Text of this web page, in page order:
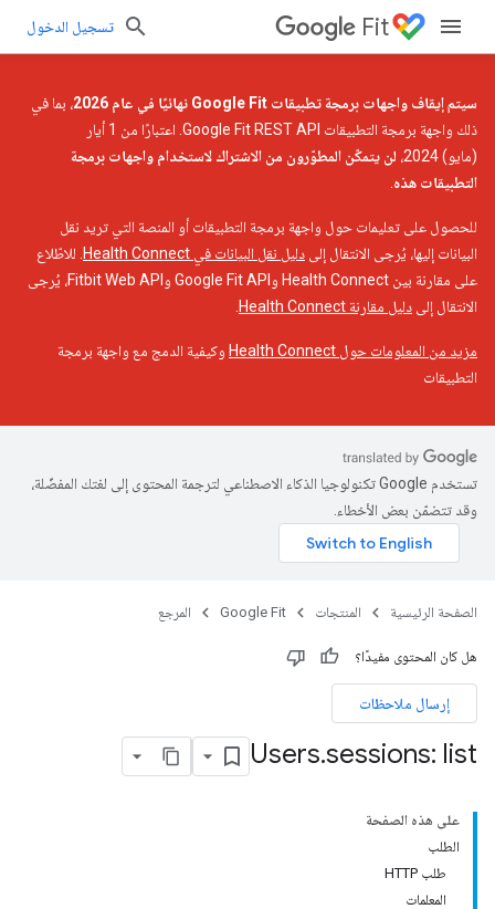
Fit تسجيل الدخول
سيتم إيقاف واجهات برمجة تطبيقات Google Fit نهائيًا في عام 2026
، بما في
ذلك واجهة برمجة التطبيقات Google Fit REST API. اعتبارًا من 1 أيار
(مايو) 2024،
لن يتمكّن المطوّرون من الاشتراك لاستخدام واجهات برمجة
التطبيقات هذه
للحصول على تعليمات حول واجهة برمجة التطبيقات أو المنصة التي تريد نقل
البيانات إليها، يُرجى الانتقال إلى دليل نقل البيانات في Health Connect
. للاطّلاع
على مقارنة بين Health Connect وGoogle Fit API وFitbit Web API، يُرجى
الانتقال إلى دليل مقارنة Health Connect
مزيد من المعلومات حول Health Connect
وكيفية الدمج مع واجهة برمجة
التطبيقات
تستخدم Google تكنولوجيا الذكاء الاصطناعي لترجمة المحتوى إلى لغتك المفضّلة،
وقد تتضمّن بعض الأخطاء.
الصفحة الرئيسية المنتجات Google Fit المرجع
هل كان المحتوى مفيدًا؟
إرسال ملاحظات
Users.sessions: list
على هذه الصفحة
الطلب
طلب HTTP
المعلمات